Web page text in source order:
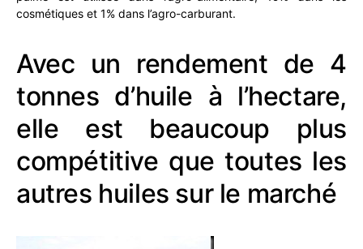
cosmétiques et 1% dans l’agro-carburant.
Avec un rendement de 4
tonnes d’huile à l’hectare,
elle est beaucoup plus
compétitive que toutes les
autres huiles sur le marché